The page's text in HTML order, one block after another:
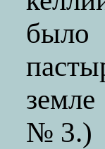
было
№ 3.)